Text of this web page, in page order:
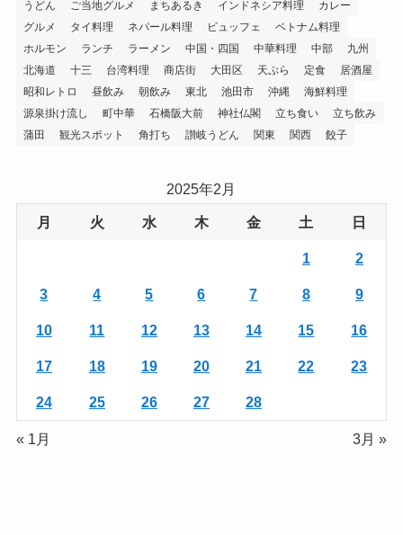
うどん ご当地グルメ まちあるき インドネシア料理
カレー
グルメ
タイ料理 ネパール料理 ビュッフェ
ベトナム料理
ホルモン
ランチ ラーメン 中国・四国 中華料理 中部
九州
北海道
十三 台湾料理 商店街 大田区 天ぷら 定食
居酒屋
昭和レトロ
昼飲み 朝飲み 東北 池田市 沖縄
海鮮料理
源泉掛け流し
町中華 石橋阪大前 神社仏閣 立ち食い
立ち飲み
蒲田
観光スポット 角打ち 讃岐うどん 関東 関西 餃子
2025年2月
月 火 水 木 金 土 日
1 2
3 4 5 6 7 8 9
10 11 12 13 14 15 16
17 18 19 20 21 22 23
24 25 26 27 28
« 1月 3月 »